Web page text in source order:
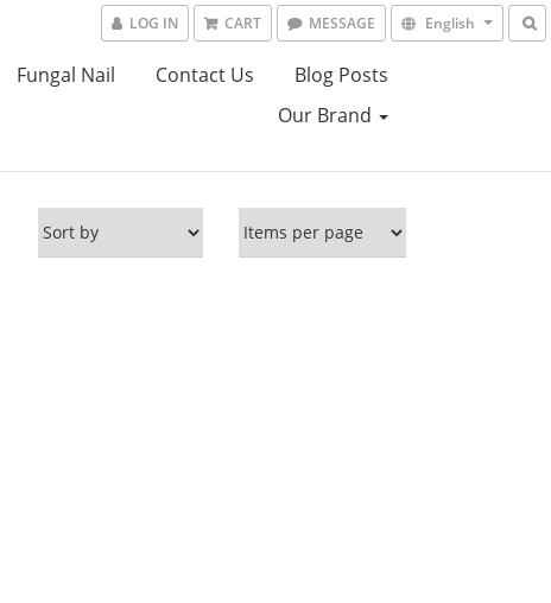
LOG IN CART MESSAGE English
Fungal Nail Contact Us
Blog Posts
Our Brand